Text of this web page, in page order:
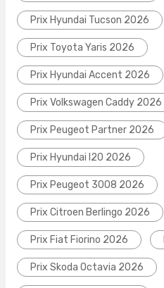
Prix Hyundai Tucson 2026
Prix Toyota Yaris 2026
Prix Hyundai Accent 2026
Prix Volkswagen Caddy 2026
Prix Peugeot Partner 2026
Prix Hyundai I20 2026
Prix Peugeot 3008 2026
Prix Citroen Berlingo 2026
Prix Fiat Fiorino 2026
Prix Skoda Octavia 2026